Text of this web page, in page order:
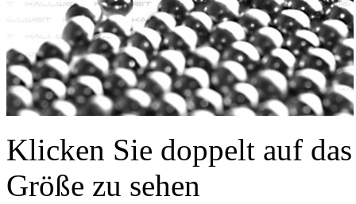
Klicken Sie doppelt auf
Größe zu sehen